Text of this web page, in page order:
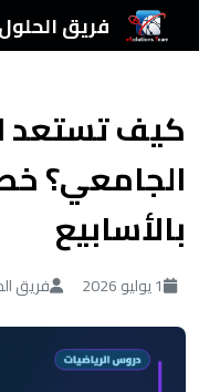
فريق
كيف تستعد
الجامعي؟
بالأسابيع
1 يوليو 2026 فريق